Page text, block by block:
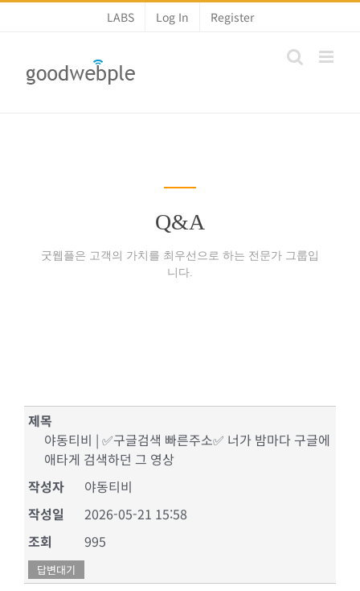
콘
LABS Log In Register
Q&A
굿웹플은 고객의 가치를 최우선으로 하는 전문가 그룹입
니다.
제목
야동티비 | ✅구글검색 빠른주소✅ 너가 밤마다 구글에
애타게 검색하던 그 영상
작성자
야동티비
작성일
2026-05-21 15:58
조회
995
답변대기